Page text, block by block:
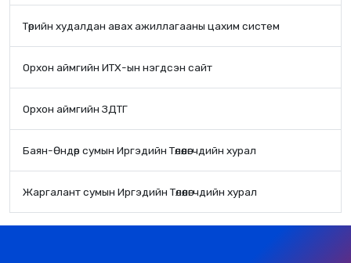
Төрийн худалдан авах ажиллагааны цахим систем
Орхон аймгийн ИТХ-ын нэгдсэн сайт
Орхон аймгийн ЗДТГ
Баян-Өндөр сумын Иргэдийн Төлөөлөгчдийн хурал
Жаргалант сумын Иргэдийн Төлөөлөгчдийн хурал